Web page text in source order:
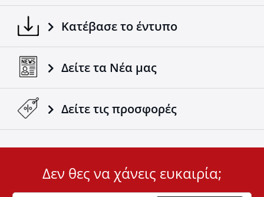
Κατέβασε το έντυπο
Δείτε τα Νέα μας
Δείτε τις προσφορές
ID
Δεν θες να χάνεις ευκαιρία;